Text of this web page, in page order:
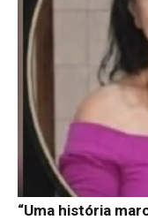
“Uma história